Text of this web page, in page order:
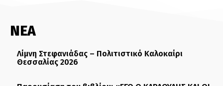
ΝΕΑ
Λίμνη Στεφανιάδας – Πολιτιστικό Καλοκαίρι
Θεσσαλίας 2026